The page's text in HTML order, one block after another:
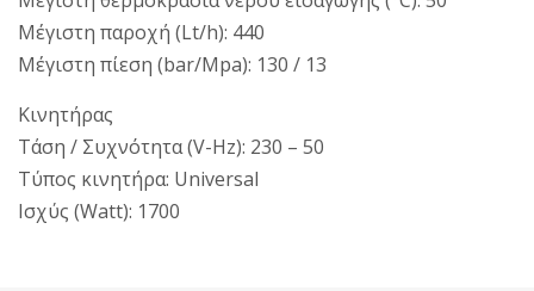
Μέγιστη παροχή (Lt/h): 440
Μέγιστη πίεση (bar/Mpa): 130 / 13
Κινητήρας
Τάση / Συχνότητα (V-Hz): 230 – 50
Τύπος κινητήρα: Universal
Ισχύς (Watt): 1700